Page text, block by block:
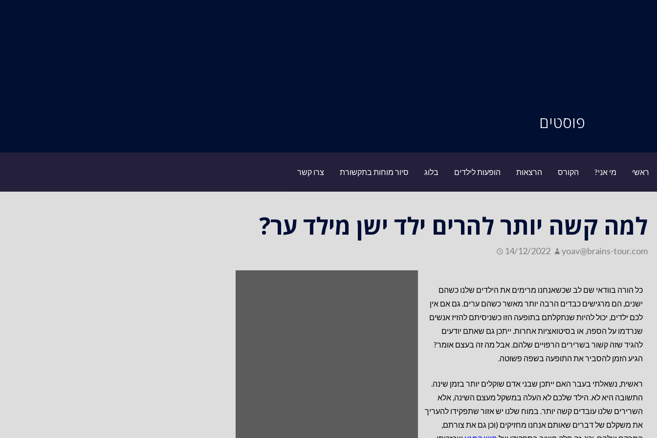
פוסטים
ראשי מי אני? הקורס הרצאות הופעות לילדים בלוג סיור מוחות בתקשורת צרו קשר
למה קשה יותר להרים ילד ישן מילד ער?
14/12/2022 yoav@brains-tour.com
כל הורה בוודאי שם לב שכשאנחנו מרימים את הילדים שלנו כשהם
ישנים, הם מרגישים כבדים הרבה יותר מאשר כשהם ערים. גם אם אין
לכם ילדים, יכול להיות שנתקלתם בתופעה הזו כשניסיתם להזיז אנשים
שנרדמו על הספה, או בסיטואציות אחרות. ייתכן גם שאתם יודעים
להגיד שזה קשור בשרירים הרפויים שלהם. אבל מה זה בעצם אומר?
הגיע הזמן להסביר את התופעה בשפה פשוטה.
ראשית, נשאלתי בעבר האם ייתכן שבני אדם שוקלים יותר בזמן שינה.
התשובה היא לא. הילד שלכם לא העלה במשקל מעצם השינה, אלא
השרירים שלנו עובדים קשה יותר. במוח שלנו יש אזור שתפקידו להעריך
את משקלם של דברים שאותם אנחנו מחזיקים (וכן גם את צורתם,